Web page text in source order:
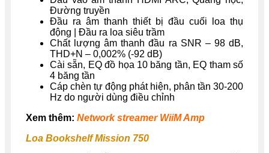
Đường truyền
Đầu ra âm thanh thiết bị đầu cuối loa thụ
động | Đầu ra loa siêu trầm
Chất lượng âm thanh đầu ra SNR – 98 dB,
THD+N – 0,002% (-92 dB)
Cài sẵn, EQ đồ họa 10 băng tần, EQ tham số
4 băng tần
Cáp chèn tự động phát hiện, phân tần 30-200
Hz do người dùng điều chỉnh
Xem thêm: Network streamer WiiM Amp
Loa Bookshelf Mission 750